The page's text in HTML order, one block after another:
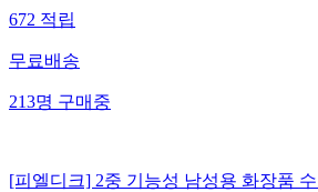
672 적립
무료배송
213명 구매중
[피엘디크] 2중 기능성 남성용 화장품